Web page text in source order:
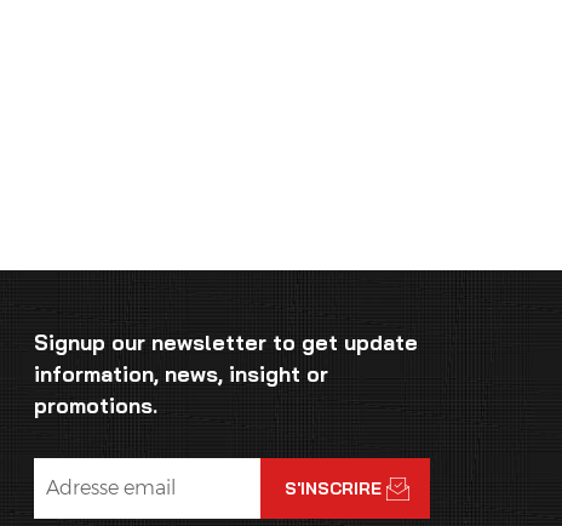
Signup our newsletter to get update
information, news, insight or
promotions.